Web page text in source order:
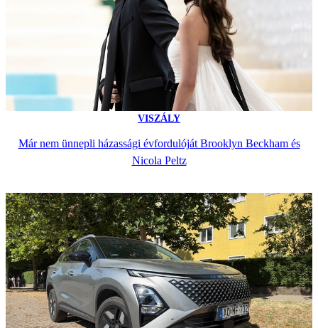
VISZÁLY
Már nem ünnepli házassági évfordulóját Brooklyn Beckham és
Nicola Peltz